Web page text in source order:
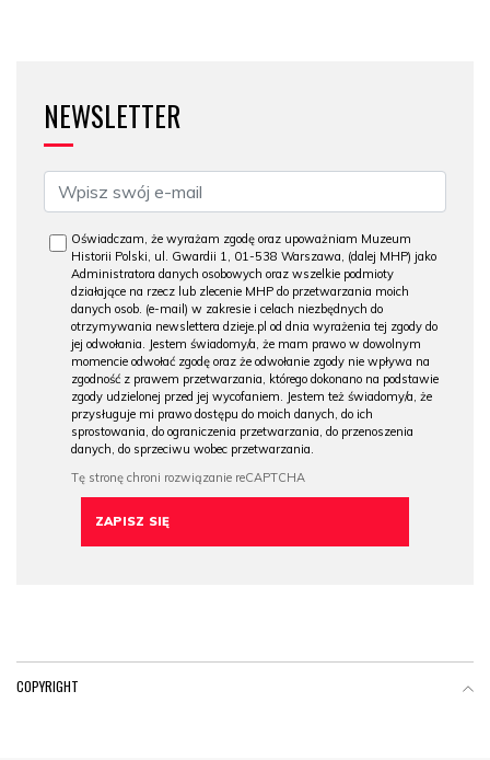
NEWSLETTER
Oświadczam, że wyrażam zgodę oraz upoważniam Muzeum
Historii Polski, ul. Gwardii 1, 01-538 Warszawa, (dalej MHP) jako
Administratora danych osobowych oraz wszelkie podmioty
działające na rzecz lub zlecenie MHP do przetwarzania moich
danych osob. (e-mail) w zakresie i celach niezbędnych do
otrzymywania newslettera dzieje.pl od dnia wyrażenia tej zgody do
jej odwołania. Jestem świadomy/a, że mam prawo w dowolnym
momencie odwołać zgodę oraz że odwołanie zgody nie wpływa na
zgodność z prawem przetwarzania, którego dokonano na podstawie
zgody udzielonej przed jej wycofaniem. Jestem też świadomy/a, że
przysługuje mi prawo dostępu do moich danych, do ich
sprostowania, do ograniczenia przetwarzania, do przenoszenia
danych, do sprzeciwu wobec przetwarzania.
COPYRIGHT